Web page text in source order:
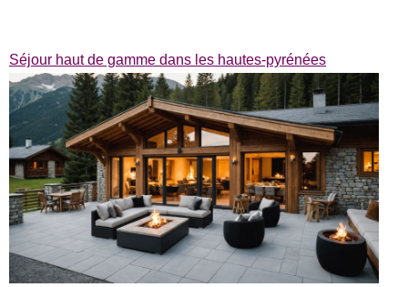
Séjour haut de gamme dans les hautes-pyrénées